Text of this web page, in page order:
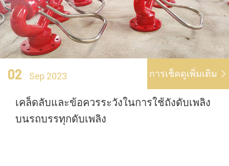
02 Sep 2023 การเช็คดูเพิ่มเติม 
เคล็ดลับและข้อควรระวังในการใช้ถังดับเพลิง
บนรถบรรทุกดับเพลิง